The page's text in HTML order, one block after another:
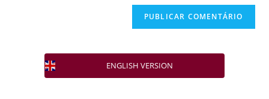
ENGLISH VERSION